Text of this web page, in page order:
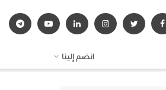
انضم إلينا